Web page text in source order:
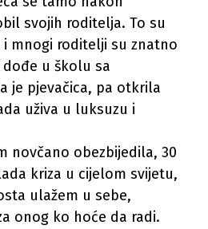
svojih roditelja. To su
mnogi roditelji su znatno
u školu sa
je pjevačica, pa otkrila
uživa u luksuzu i
novčano obezbijedila, 30
kriza u cijelom svijetu,
ulažem u sebe,
onog ko hoće da radi.